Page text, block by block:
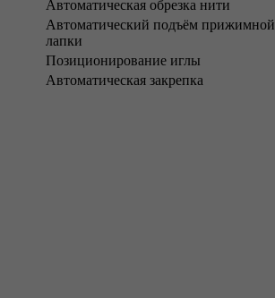
Автоматическая обрезка нити
Автоматический подъём прижимной
лапки
Позиционирование иглы
Автоматическая закрепка